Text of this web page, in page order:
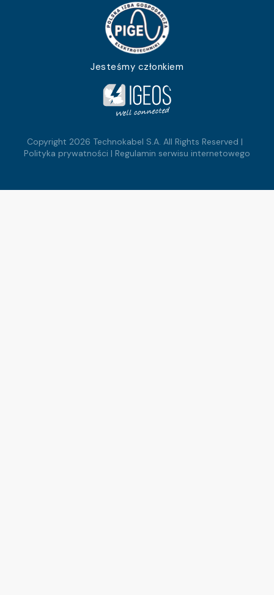
Jesteśmy członkiem
Copyright 2026 Technokabel S.A. All Rights Reserved |
Polityka prywatności | Regulamin serwisu internetowego